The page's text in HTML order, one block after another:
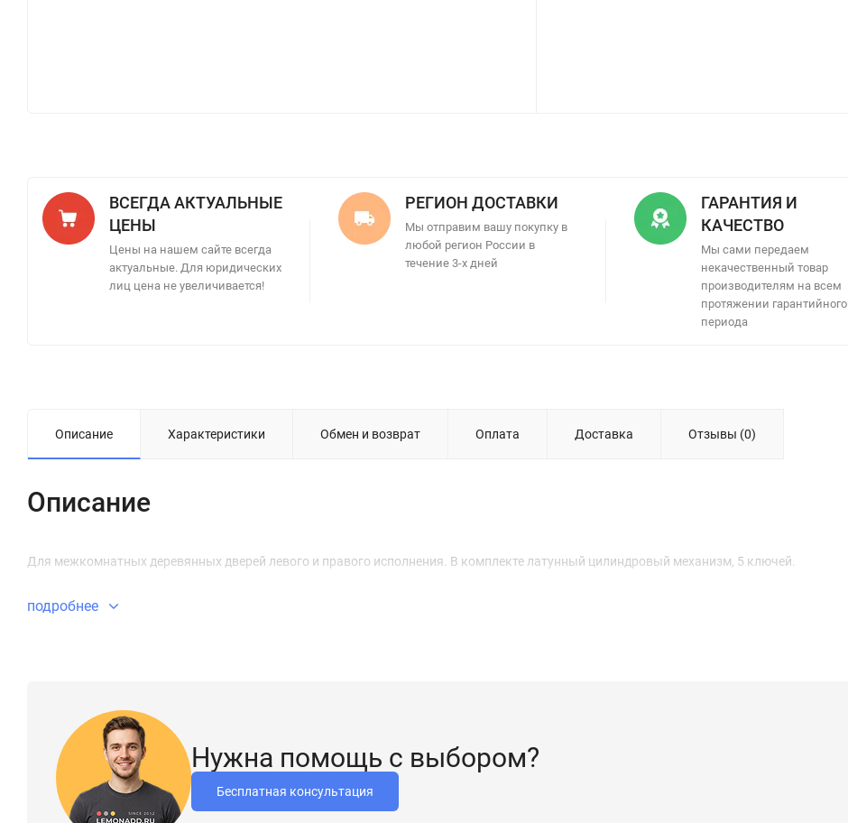
ВСЕГДА АКТУАЛЬНЫЕ
ЦЕНЫ
Цены на нашем сайте всегда
актуальные. Для юридических
лиц цена не увеличивается!
РЕГИОН ДОСТАВКИ
Мы отправим вашу покупку в
любой регион России в
течение 3-х дней
ГАРАНТИЯ И
КАЧЕСТВО
Мы сами передаем
некачественный товар
производителям на всем
протяжении гарантийного
периода
Описание Характеристики Обмен и возврат Оплата Доставка Отзывы (0)
Описание
Для межкомнатных деревянных дверей левого и правого исполнения. В комплекте латунный цилиндровый механизм, 5 ключей.
подробнее
Нужна помощь с выбором?
Бесплатная консультация